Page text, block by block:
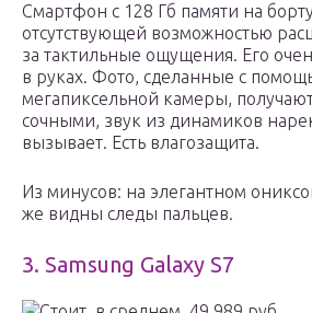
Смартфон с 128 Гб памяти на
отсутствующей возможностью
за тактильные ощущения. Его
в руках. Фото, сделанные с
мегапиксельной камеры,
сочными, звук из динамиков
вызывает. Есть влагозащита.
Из минусов: на элегантном
же видны следы пальцев.
3. Samsung Galaxy S7